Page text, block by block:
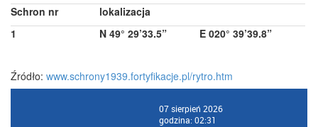
Schron nr
lokalizacja
1
N 49° 29’33.5” E 020° 39’39.8”
Źródło: www.schrony1939.fortyfikacje.pl/rytro.htm
07 sierpień 2026
godzina: 02:31